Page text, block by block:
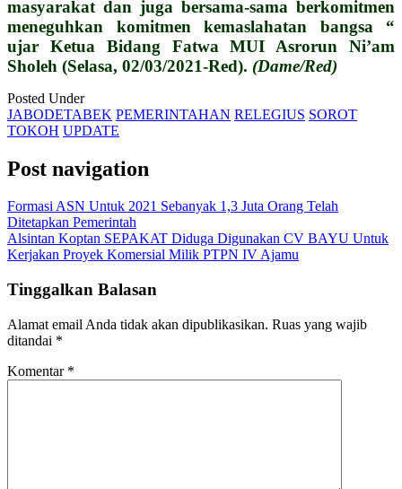
masyarakat dan juga bersama-sama berkomitmen
meneguhkan komitmen kemaslahatan bangsa “
ujar Ketua Bidang Fatwa MUI Asrorun Ni’am
Sholeh (Selasa, 02/03/2021-Red). (Dame/Red)
Posted Under
JABODETABEK PEMERINTAHAN RELEGIUS SOROT
TOKOH UPDATE
Post navigation
Formasi ASN Untuk 2021 Sebanyak 1,3 Juta Orang Telah
Ditetapkan Pemerintah
Alsintan Koptan SEPAKAT Diduga Digunakan CV BAYU Untuk
Kerjakan Proyek Komersial Milik PTPN IV Ajamu
Tinggalkan Balasan
Alamat email Anda tidak akan dipublikasikan. Ruas yang wajib
ditandai *
Komentar *